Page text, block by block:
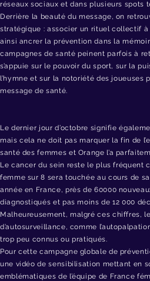
réseaux sociaux et dans plusieurs spots
Derrière la beauté du message, on
stratégique : associer un rituel collectif
ainsi ancrer la prévention dans la
campagnes de santé peinent parfois à
s’appuie sur le pouvoir du sport, sur la
l’hymne et sur la notoriété des joueuses
message de santé.
Le dernier jour d’octobre signifie
mais cela ne doit pas marquer la fin de
santé des femmes et Orange l’a
Le cancer du sein reste le plus fréquent
femme sur 8 sera touchée au cours de
année en France, près de 60000
diagnostiqués et pas moins de 12 000
Malheureusement, malgré ces chiffres,
d’autosurveillance, comme
trop peu connus ou pratiqués.
Pour cette campagne globale de
une vidéo de sensibilisation mettant en
emblématiques de l’équipe de France